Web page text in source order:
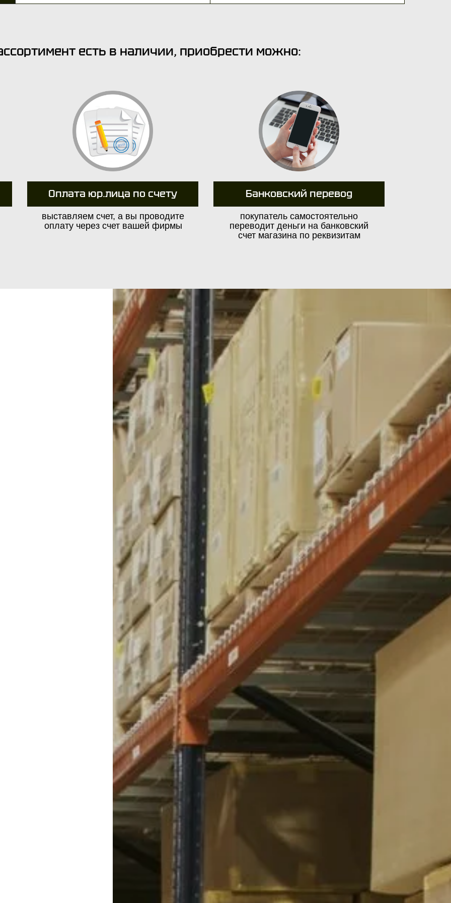
есть в наличии, приобрести можно:
Оплата юр.лица по счету
выставляем счет, а вы проводите
оплату через счет вашей фирмы
Банковский перевод
покупатель самостоятельно
переводит деньги на банковский
счет магазина по реквизитам
Доставка по Москве и Московской
области в кратчайшие сроки
до транспортной компании бесплатно
Если вы не уверены, доставляется ли наша продукция в ваш город, пожалуйста,
свяжитесь с нами для уточнения информации доставки в ваш регион.
Мы с радостью поможем вам сделать заказ и ответим на все ваши вопросы
Для этого от вас при заказе
необходимы следующие данные:
паспортные данные серия
и номер / для ПЭК и Деловые
наименование пункта выдачи
Условия транспортных компаний в России могут
варьироваться в зависимости от выбранной компании.
Стоимость ₽ будет зависеть от расстояния, веса и габаритов груза.
За дополнительную плату можно застраховать груз от утраты или повреждений.
Некоторые логистические компании предоставляют возможность, связанные
с хранением, сборкой и упаковкой грузов.
Срок доставки может быть различным в зависимости от многих факторов.
Предоставляют возможность отслеживания движения груза на всем пути.
Мы доставляем свою продукцию (жилеты, костюмы с системой molle, аксессуары, обувь,
подсумки, снаряжение для охоты или рыбалки, чехлы, кобура, перчатки, сумки, куртки
с карманами) во многие города России. Вот некоторые из них: Москва, Санкт-Петербург,
Екатеринбург, Новосибирск, Красноярск, Владивосток, Ростов-на-Дону, Казань, Нижний
Новгород, Самара, Уфа, Калининград, Челябинск, Омск, Краснодар, Сочи, Киров, Тюмень,
Пермь, Ярославль, Ижевск, Курган, Петрозаводск, Вологда, Архангельск, Барнаул,
Кемерово, Томск, Иркутск, Красногорск, Подольск, Балашиха.